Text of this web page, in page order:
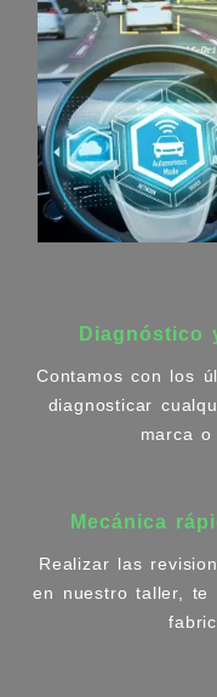
Diagnóstico
Contamos con los
diagnosticar
marca
Mecánica
Realizar las
en nuestro taller, te